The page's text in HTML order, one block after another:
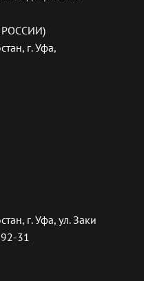
г. Уфа,
г. Уфа, ул. Заки
31